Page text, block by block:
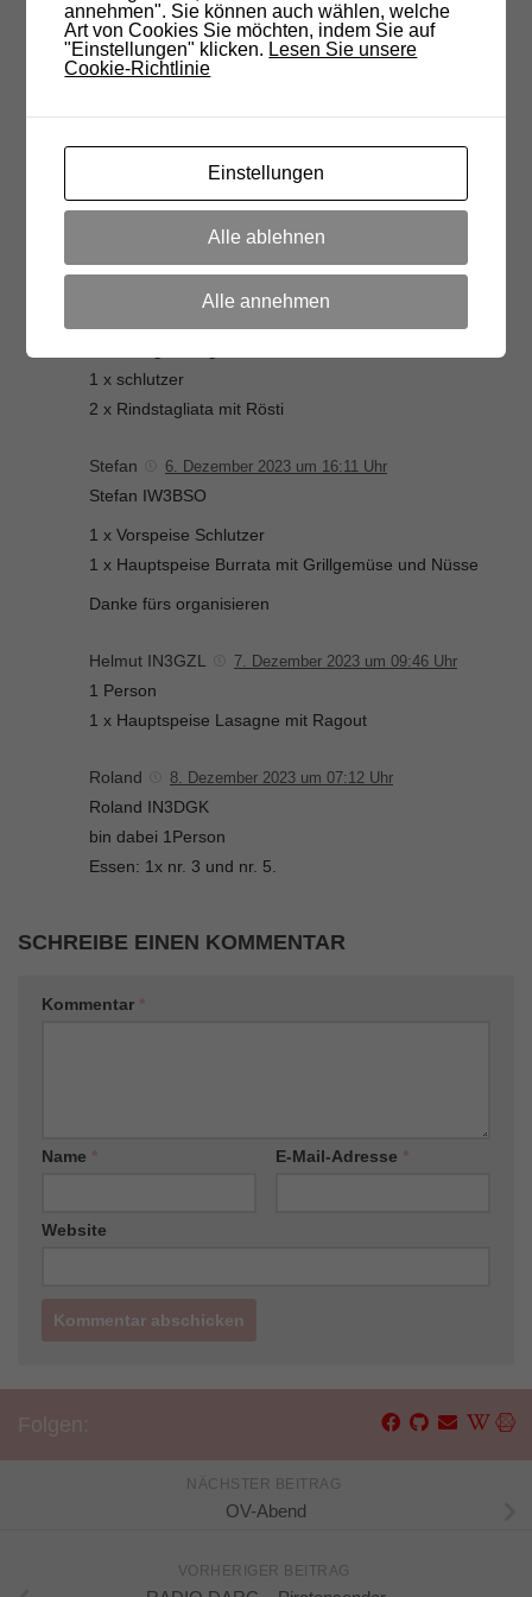
Reinhart IN3ERW 3. Dezember 2023 um 08:07 Uhr
1x Hauptspeise Nummer 2
Juri iw3axj
Wir kommen zu zweit
1 x schlutzer
2 x Rindstagliata mit Rösti
Stefan 6. Dezember 2023 um 16:11 Uhr
Stefan IW3BSO
1 x Vorspeise Schlutzer
1 x Hauptspeise Burrata mit Grillgemüse und Nüsse
Danke fürs organisieren
Helmut IN3GZL 7. Dezember 2023 um 09:46 Uhr
1 Person
1 x Hauptspeise Lasagne mit Ragout
Roland 8. Dezember 2023 um 07:12 Uhr
Roland IN3DGK
bin dabei 1Person
Essen: 1x nr. 3 und nr. 5.
SCHREIBE EINEN KOMMENTAR
Kommentar
Name E-Mail-Adresse
Website
NÄCHSTER BEITRAG
OV-Abend
VORHERIGER BEITRAG
annehmen". Sie können auch wählen, welche
Art von Cookies Sie möchten, indem Sie auf
"Einstellungen" klicken. Lesen Sie unsere
Cookie-Richtlinie
Einstellungen
Alle ablehnen
Alle annehmen